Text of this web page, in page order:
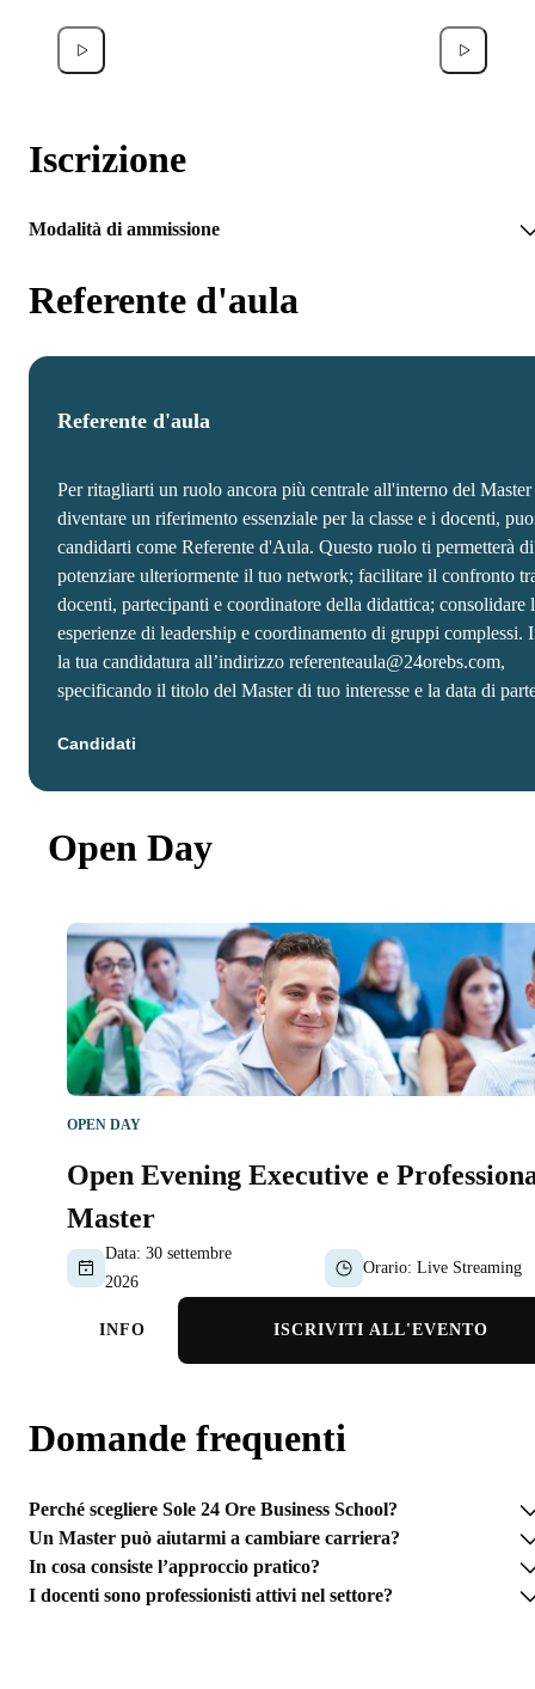
Iscrizione
Modalità di ammissione
Referente d'aula
Referente d'aula
Per ritagliarti un ruolo ancora più centrale all'interno del Master
diventare un riferimento essenziale per la classe e i docenti,
candidarti come Referente d'Aula. Questo ruolo ti permetterà
potenziare ulteriormente il tuo network; facilitare il confronto
docenti, partecipanti e coordinatore della didattica; consolidare
esperienze di leadership e coordinamento di gruppi complessi.
la tua candidatura all’indirizzo referenteaula@24orebs.com,
specificando il titolo del Master di tuo interesse e la data di
Candidati
Open Day
OPEN DAY
Open Evening Executive e
Master
Data: 30 settembre
2026
Orario: Live Streaming
INFO ISCRIVITI ALL'EVENTO
Domande frequenti
Perché scegliere Sole 24 Ore Business School?
Un Master può aiutarmi a cambiare carriera?
In cosa consiste l’approccio pratico?
I docenti sono professionisti attivi nel settore?